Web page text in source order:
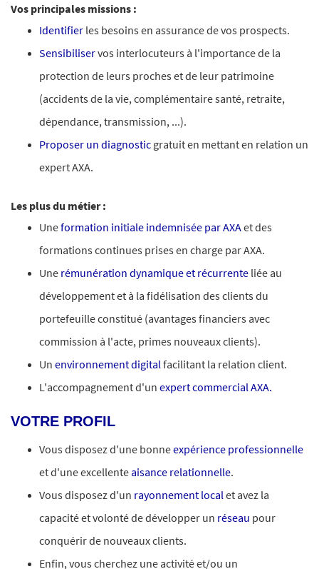
Vos principales missions :
Identifier les besoins en assurance de vos prospects.
Sensibiliservos interlocuteurs à l'importance de la
protection de leurs proches et de leur patrimoine
(accidents de la vie, complémentaire santé, retraite,
dépendance, transmission, ...).
Proposer un diagnostic gratuit en mettant en relation un
expert AXA.
Les plus du métier :
Uneformation initiale indemnisée par AXAet des
formations continues prises en charge par AXA.
Une rémunération dynamique et récurrente liée au
développement et à la fidélisation des clients du
portefeuille constitué (avantages financiers avec
commission à l'acte, primes nouveaux clients).
Un environnement digitalfacilitant la relation client.
L'accompagnement d'un expert commercial AXA.
VOTRE PROFIL
Vous disposez d'une bonneexpérience professionnelle
et d'une excellente aisance relationnelle.
Vous disposez d'un rayonnement localet avez la
capacité et volonté de développer un réseau pour
conquérir de nouveaux clients.
Enfin, vous cherchez une activité et/ou un